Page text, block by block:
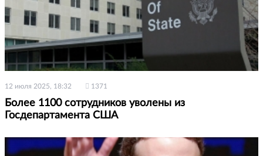
12 июля 2025, 18:32 1371
Более 1100 сотрудников уволены из
Госдепартамента США